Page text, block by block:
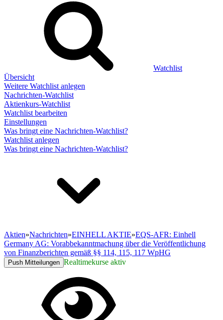
Watchlist
Übersicht
Weitere Watchlist anlegen
Nachrichten-Watchlist
Aktienkurs-Watchlist
Watchlist bearbeiten
Einstellungen
Was bringt eine Nachrichten-Watchlist?
Watchlist anlegen
Was bringt eine Nachrichten-Watchlist?
Aktien»Nachrichten»EINHELL AKTIE»EQS-AFR: Einhell
Germany AG: Vorabbekanntmachung über die Veröffentlichung
von Finanzberichten gemäß §§ 114, 115, 117 WpHG
Push Mitteilungen Realtimekurse aktiv